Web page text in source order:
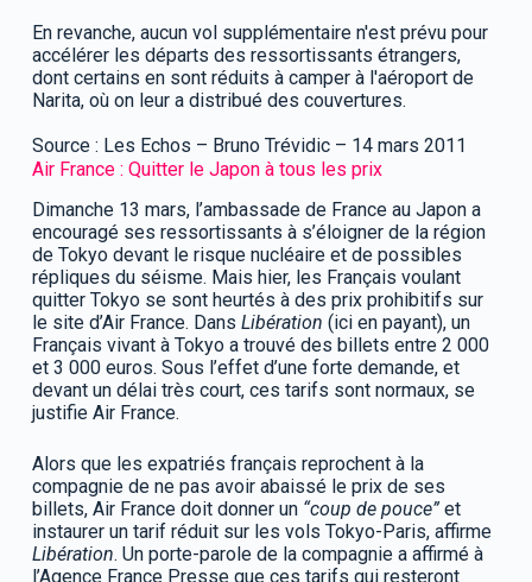
En revanche, aucun vol supplémentaire n'est prévu pour
accélérer les départs des ressortissants étrangers,
dont certains en sont réduits à camper à l'aéroport de
Narita, où on leur a distribué des couvertures.
Source : Les Echos – Bruno Trévidic – 14 mars 2011
Air France : Quitter le Japon à tous les prix
Dimanche 13 mars, l’ambassade de France au Japon a
encouragé ses ressortissants à s’éloigner de la région
de Tokyo devant le risque nucléaire et de possibles
répliques du séisme. Mais hier, les Français voulant
quitter Tokyo se sont heurtés à des prix prohibitifs sur
le site d’Air France. Dans Libération (ici en payant), un
Français vivant à Tokyo a trouvé des billets entre 2 000
et 3 000 euros. Sous l’effet d’une forte demande, et
devant un délai très court, ces tarifs sont normaux, se
justifie Air France.
Alors que les expatriés français reprochent à la
compagnie de ne pas avoir abaissé le prix de ses
billets, Air France doit donner un “coup de pouce”et
instaurer un tarif réduit sur les vols Tokyo-Paris, affirme
Libération. Un porte-parole de la compagnie a affirmé à
l’Agence France Presse que ces tarifs qui resteront